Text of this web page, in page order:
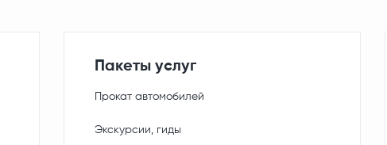
Пакеты услуг
Прокат автомобилей
Экскурсии, гиды